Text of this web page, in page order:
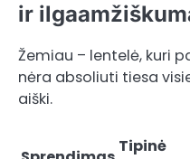
ir
Žemiau – lentelė, kuri
nėra absoliuti tiesa
aiški.
Tipinė